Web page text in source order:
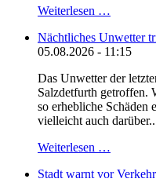
Weiterlesen …
Nächtliches Unwetter
05.08.2026 - 11:15
Das Unwetter der
Salzdetfurth getroffen.
so erhebliche Schäden
vielleicht auch
Weiterlesen …
Stadt warnt vor